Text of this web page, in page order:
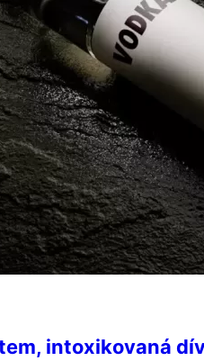
intoxikovaná